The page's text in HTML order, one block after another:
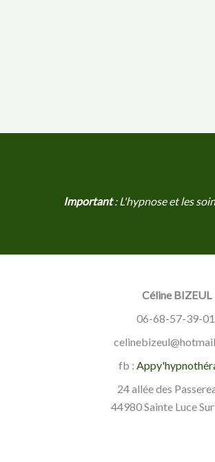
Important: L'hypnose et les
Céline BIZEUL
06-68-57-39-01
fb :
24 allée des
44980 Sainte Luce